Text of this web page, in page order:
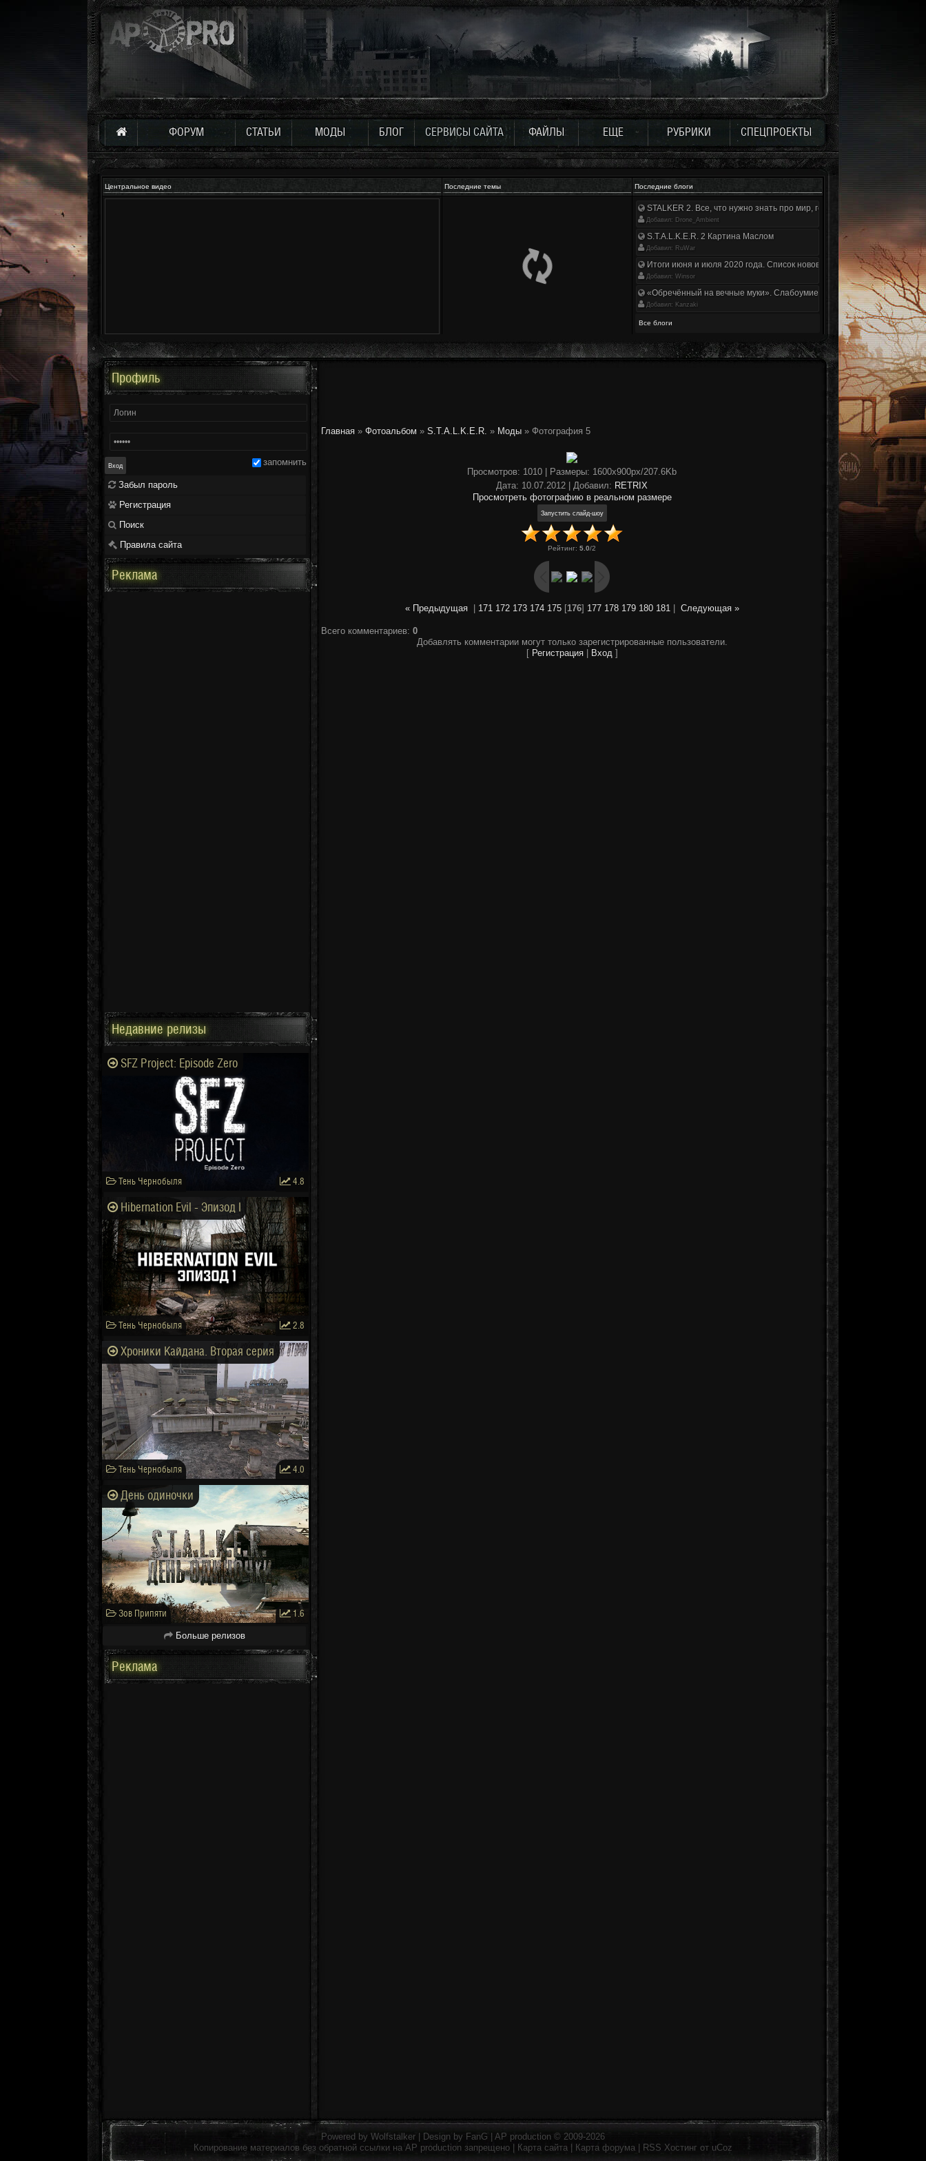
ФОРУМ СТАТЬИ МОДЫ БЛОГ СЕРВИСЫ САЙТА ФАЙЛЫ ЕЩЕ РУБРИКИ СПЕЦПРОЕКТЫ
Центральное видео Последние темы Последние блоги
STALKER 2. Все, что нужно знать про мир, геймплей и сюжет | Разбор
Добавил: Drone_Ambient
S.T.A.L.K.E.R. 2 Картина Маслом
Добавил: RuWar
Итоги июня и июля 2020 года. Список нововведений
Добавил: Winsor
«Обречённый на вечные муки». Слабоумие и отвага
Добавил: Kanzaki
Все блоги
Главная » Фотоальбом » S.T.A.L.K.E.R. » Моды » Фотография 5
Просмотров: 1010 | Размеры: 1600x900px/207.6Kb
Дата: 10.07.2012 | Добавил: RETRIX
Просмотреть фотографию в реальном размере
Рейтинг: 5.0/2
« Предыдущая| 171 172 173 174 175[176] 177 178 179 180 181| Следующая »
Всего комментариев: 0
Добавлять комментарии могут только зарегистрированные пользователи.
[ Регистрация| Вход]
Профиль
запомнить
Забыл пароль
Регистрация
Поиск
Правила сайта
Реклама
Недавние релизы
SFZ Project: Episode Zero
Тень Чернобыля 4.8
Hibernation Evil - Эпизод I
Тень Чернобыля 2.8
Хроники Кайдана. Вторая серия
Тень Чернобыля 4.0
День одиночки
Зов Припяти 1.6
Больше релизов
Реклама
Powered by Wolfstalker | Design by FanG AP production © 2009-2026
Копирование материалов без обратной ссылки на AP production запрещено | Карта сайта Карта форума RSS Хостинг от uCoz